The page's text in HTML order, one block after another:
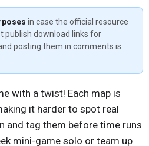
in case the official resource
publish download links for
posting them in comments is
with a twist! Each map is
it harder to spot real
and tag them before time runs
mini-game solo or team up